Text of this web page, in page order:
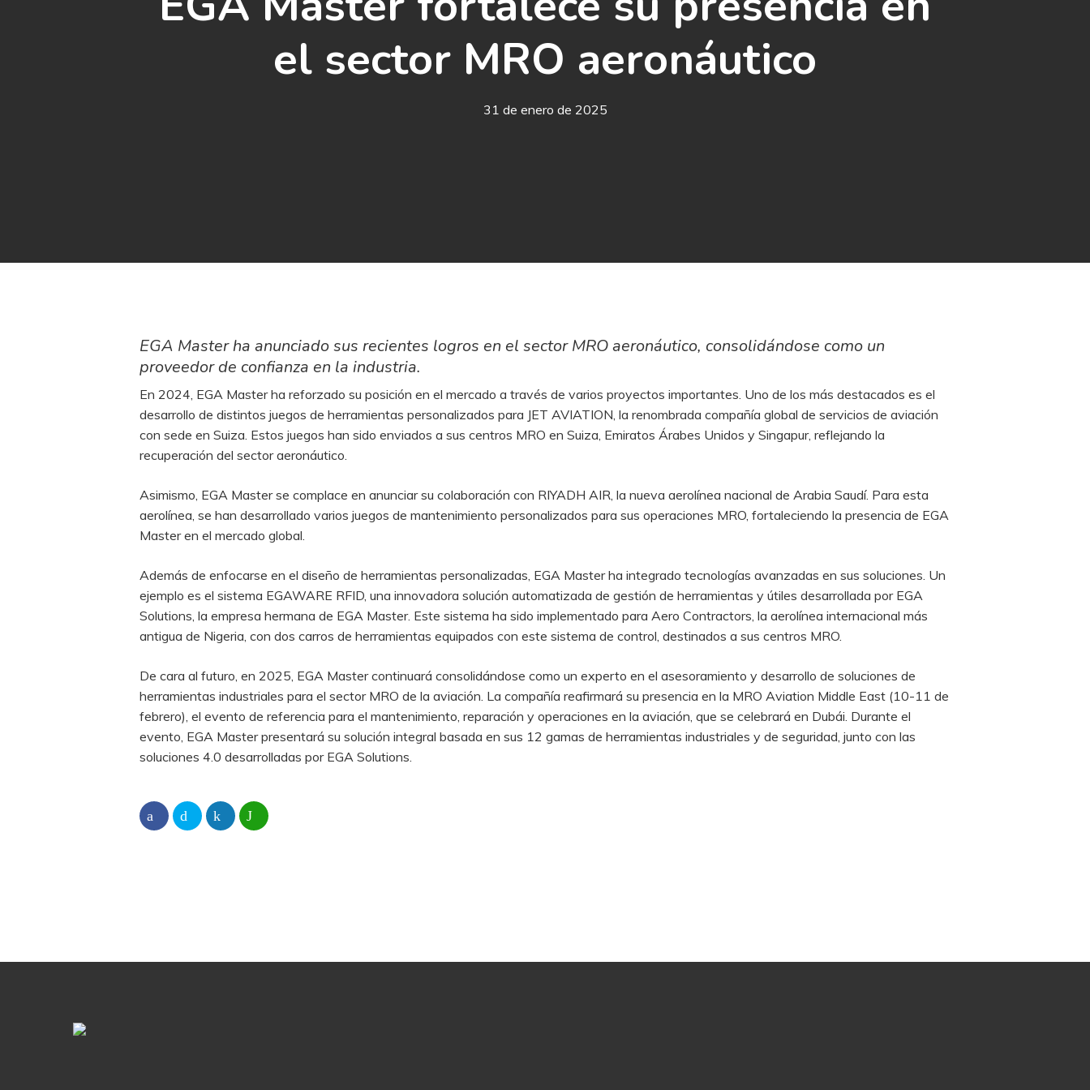
el sector MRO aeronáutico
31 de enero de 2025
EGA Master ha anunciado sus recientes logros en el sector MRO aeronáutico, consolidándose como un
proveedor de confianza en la industria.
En 2024, EGA Master ha reforzado su posición en el mercado a través de varios proyectos importantes. Uno de los más destacados es el
desarrollo de distintos juegos de herramientas personalizados para JET AVIATION, la renombrada compañía global de servicios de aviación
con sede en Suiza. Estos juegos han sido enviados a sus centros MRO en Suiza, Emiratos Árabes Unidos y Singapur, reflejando la
recuperación del sector aeronáutico.
Asimismo, EGA Master se complace en anunciar su colaboración con RIYADH AIR, la nueva aerolínea nacional de Arabia Saudí. Para esta
aerolínea, se han desarrollado varios juegos de mantenimiento personalizados para sus operaciones MRO, fortaleciendo la presencia de EGA
Master en el mercado global.
Además de enfocarse en el diseño de herramientas personalizadas, EGA Master ha integrado tecnologías avanzadas en sus soluciones. Un
ejemplo es el sistema EGAWARE RFID, una innovadora solución automatizada de gestión de herramientas y útiles desarrollada por EGA
Solutions, la empresa hermana de EGA Master. Este sistema ha sido implementado para Aero Contractors, la aerolínea internacional más
antigua de Nigeria, con dos carros de herramientas equipados con este sistema de control, destinados a sus centros MRO.
De cara al futuro, en 2025, EGA Master continuará consolidándose como un experto en el asesoramiento y desarrollo de soluciones de
herramientas industriales para el sector MRO de la aviación. La compañía reafirmará su presencia en la MRO Aviation Middle East (10-11 de
febrero), el evento de referencia para el mantenimiento, reparación y operaciones en la aviación, que se celebrará en Dubái. Durante el
evento, EGA Master presentará su solución integral basada en sus 12 gamas de herramientas industriales y de seguridad, junto con las
soluciones 4.0 desarrolladas por EGA Solutions.